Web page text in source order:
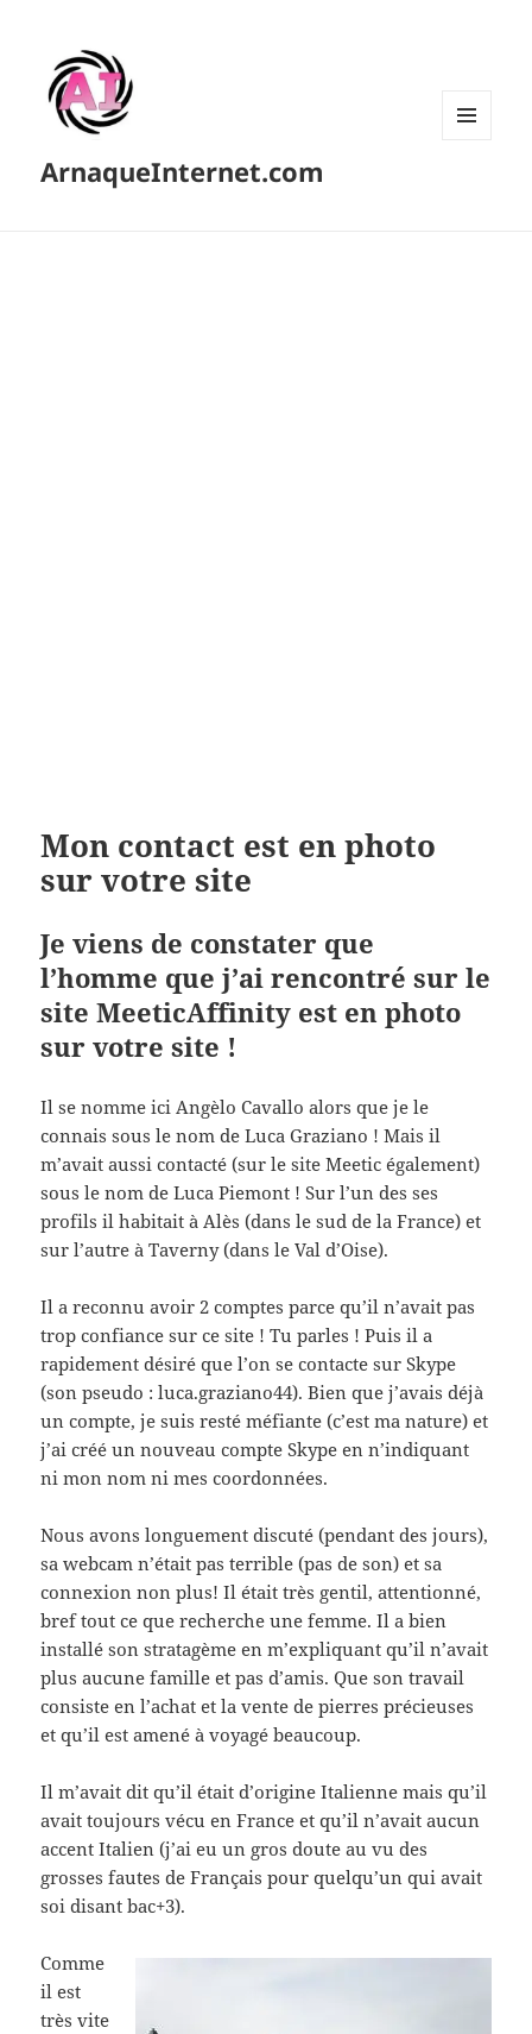
ArnaqueInternet.com
Mon contact est en photo
sur votre site
Je viens de constater que
l’homme que j’ai rencontré sur le
site MeeticAffinity est en photo
sur votre site !
Il se nomme ici Angèlo Cavallo alors que je le
connais sous le nom de Luca Graziano ! Mais il
m’avait aussi contacté (sur le site Meetic également)
sous le nom de Luca Piemont ! Sur l’un des ses
profils il habitait à Alès (dans le sud de la France) et
sur l’autre à Taverny (dans le Val d’Oise).
Il a reconnu avoir 2 comptes parce qu’il n’avait pas
trop confiance sur ce site ! Tu parles ! Puis il a
rapidement désiré que l’on se contacte sur Skype
(son pseudo : luca.graziano44). Bien que j’avais déjà
un compte, je suis resté méfiante (c’est ma nature) et
j’ai créé un nouveau compte Skype en n’indiquant
ni mon nom ni mes coordonnées.
Nous avons longuement discuté (pendant des jours),
sa webcam n’était pas terrible (pas de son) et sa
connexion non plus! Il était très gentil, attentionné,
bref tout ce que recherche une femme. Il a bien
installé son stratagème en m’expliquant qu’il n’avait
plus aucune famille et pas d’amis. Que son travail
consiste en l’achat et la vente de pierres précieuses
et qu’il est amené à voyagé beaucoup.
Il m’avait dit qu’il était d’origine Italienne mais qu’il
avait toujours vécu en France et qu’il n’avait aucun
accent Italien (j’ai eu un gros doute au vu des
grosses fautes de Français pour quelqu’un qui avait
soi disant bac+3).
Comme
il est
très vite